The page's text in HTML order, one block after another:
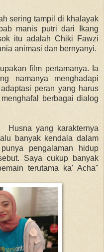
sering tampil di khalayak
manis putri dari Ikang
itu adalah Chiki Fawzi
animasi dan bernyanyi.
film pertamanya. Ia
namanya menghadapi
peran yang harus
berbagai dialog
Husna yang karakternya
banyak kendala dalam
pengalaman hidup
Saya cukup banyak
terutama ka' Acha"